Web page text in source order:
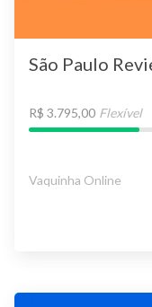
São Paulo
R$ 3.795,00 Flexível
Vaquinha Online